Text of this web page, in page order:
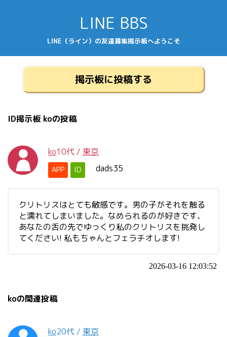
LINE BBS
LINE（ライン）の友達募集掲示板へようこそ
掲示板に投稿する
ID掲示板 koの投稿
ko10代 / 東京
APP ID dads35
クリトリスはとても敏感です。男の子がそれを触る
と濡れてしまいました。なめられるのが好きです、
あなたの舌の先でゆっくり私のクリトリスを挑発し
てください! 私もちゃんとフェラチオします!
2026-03-16 12:03:52
koの関連投稿
ko20代 / 東京